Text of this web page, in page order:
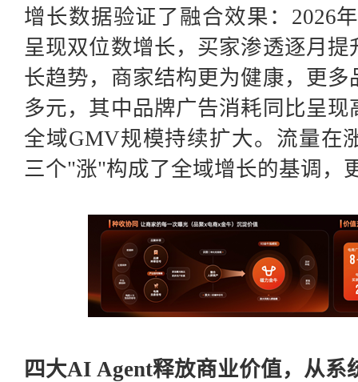
增长数据验证了融合效果： 2026
呈现双位数增长，买家渗透逐月
长趋势，商家结构更为健康，更
多元，其中品牌广告消耗同比呈
全域GMV规模持续扩大。流量
三个"涨"构成了全域增长的基调，
四大AI Agent释放商业价值，从系